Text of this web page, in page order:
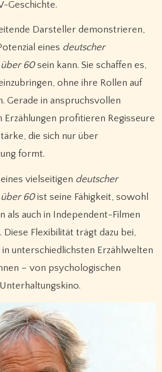
Geschichte.
Darsteller demonstrieren,
eines deutscher
60sein kann. Sie schaffen es,
ohne ihre Rollen auf
Gerade in anspruchsvollen
Erzählungen profitieren Regisseure
die sich nur über
formt.
vielseitigen deutscher
60ist seine Fähigkeit, sowohl
als auch in Independent-Filmen
Flexibilität trägt dazu bei,
unterschiedlichsten Erzählwelten
– von psychologischen